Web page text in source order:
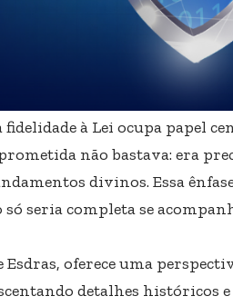
à Lei ocupa papel
não bastava: era
divinos. Essa
seria completa se
oferece uma
detalhes históricos e